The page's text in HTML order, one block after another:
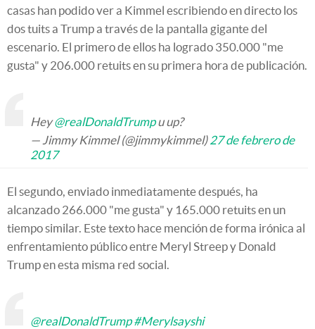
casas han podido ver a Kimmel escribiendo en directo los
dos tuits a Trump a través de la pantalla gigante del
escenario. El primero de ellos ha logrado 350.000 "me
gusta" y 206.000 retuits en su primera hora de publicación.
Hey@realDonaldTrumpu up?
— Jimmy Kimmel (@jimmykimmel)27 de febrero de
2017
El segundo, enviado inmediatamente después, ha
alcanzado 266.000 "me gusta" y 165.000 retuits en un
tiempo similar. Este texto hace mención de forma irónica al
enfrentamiento público entre Meryl Streep y Donald
Trump en esta misma red social.
@realDonaldTrump #Merylsayshi